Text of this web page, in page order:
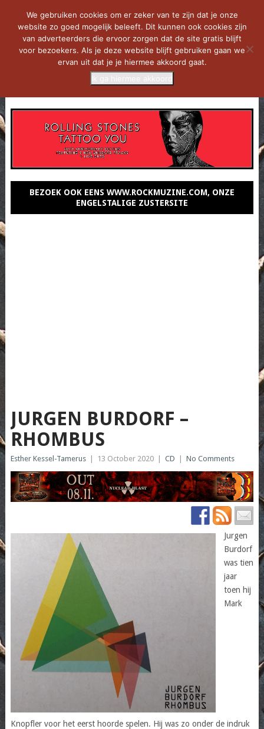
BEZOEK OOK EENS WWW.ROCKMUZINE.COM, ONZE
ENGELSTALIGE ZUSTERSITE
JURGEN BURDORF –
RHOMBUS
Esther Kessel-Tamerus 13 October 2020 CD No Comments
Jurgen
Burdorf
was tien
jaar
toen hij
Mark
Knopfler voor het eerst hoorde spelen. Hij was zo onder de indruk
We gebruiken cookies om er zeker van te zijn dat je onze
website zo goed mogelijk beleeft. Dit kunnen ook cookies zijn
van adverteerders die ervoor zorgen dat de site gratis blijft
voor bezoekers. Als je deze website blijft gebruiken gaan we
ervan uit dat je je hiermee akkoord gaat.
Ik ga hiermee akkoord